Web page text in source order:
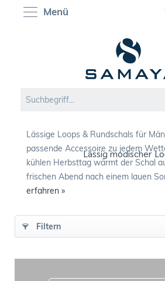
Menü
Lässig modischer
Lässige Loops & Rundschals für
passende Accessoire zu jedem
kühlen Herbsttag wärmt der Schal
frischen Abend nach einem lauen
erfahren »
Filtern